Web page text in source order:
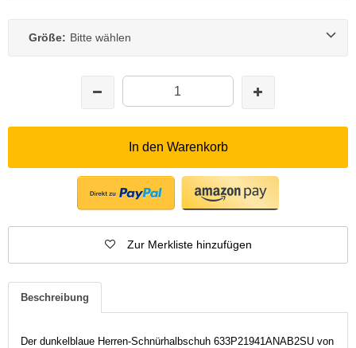
Größe: Bitte wählen
In den Warenkorb
Zur Merkliste hinzufügen
Beschreibung
Der dunkelblaue Herren-Schnürhalbschuh 633P21941ANAB2SU von